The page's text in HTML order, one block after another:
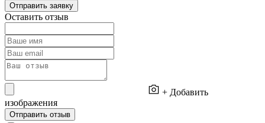
Отправить заявку
Оставить отзыв
+ Добавить
изображения
Отправить отзыв